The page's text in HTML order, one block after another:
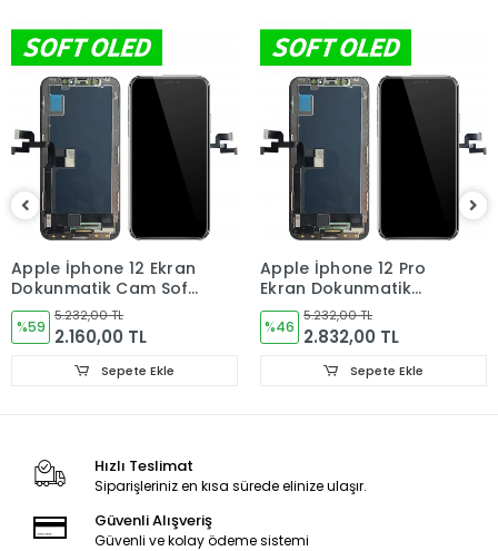
ekranı dışardan deneyiniz.) halde test ediniz.Sorun cıkarsa
Değişim var.
Sorun yoksa Montajına Başlayın Sorumluluk Size aittir.
Montajı yapılmış,yapıştırılmış,kullanılmış ürünlerin iade ve
değişimi yoktur.
Ürün Değişimlerinde KARGO bedeli Bize aittir.Ürün
iadelerinde Kargo Bedelleri Müşteriye yansıtılır.
Ekran Türü
Ekran Kalite Durumu
Apple İphone 12 Ekran
Dokunmatik Cam Soft
OLED
%59
5.232,00 TL
2.160,00 TL
Sepete Ekle
Apple İphone 12 Pro
Ekran Dokunmatik
Cam Soft OLED
%46
5.232,00 TL
2.832,00 TL
Sepete Ekle
Hızlı Teslimat
Siparişleriniz en kısa sürede elinize ulaşır.
Güvenli Alışveriş
Güvenli ve kolay ödeme sistemi